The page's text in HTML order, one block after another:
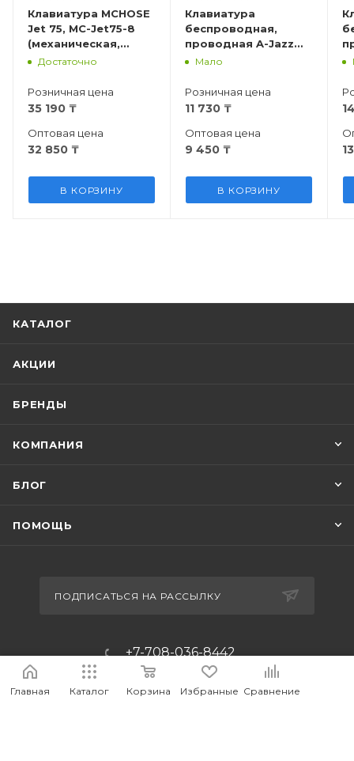
Клавиатура MCHOSE
Jet 75, MC-Jet75-8
(механическая,
проводная, RGB,
Switch)
Достаточно
Розничная цена
35 190 ₸
Оптовая цена
32 850 ₸
В КОРЗИНУ
Клавиатура
беспроводная,
проводная A-Jazz
STK61, Red Switch,
Мало
Розничная цена
11 730 ₸
Оптовая цена
9 450 ₸
В КОРЗИНУ
КАТАЛОГ
АКЦИИ
БРЕНДЫ
КОМПАНИЯ
БЛОГ
ПОМОЩЬ
ПОДПИСАТЬСЯ НА РАССЫЛКУ
+7-708-036-8442
Главная Каталог Корзина Избранные Сравнение